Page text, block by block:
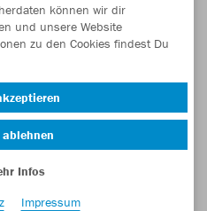
können wir dir
und unsere Website
zu den Cookies findest Du
Infos
Impressum